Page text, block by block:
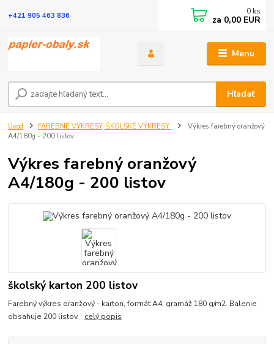
Menu
Hľadať
+421 905 463 836 0 ks
za 0,00 EUR
Úvod FAREBNÉ VÝKRESY, ŠKOLSKÉ VÝKRESY
Výkres farebný oranžový
A4/180g - 200 listov
Výkres farebný oranžový
A4/180g - 200 listov
školský karton 200 listov
Farebný výkres oranžový - karton, formát A4, gramáž 180 g/m2. Balenie
obsahuje 200 listov. celý popis